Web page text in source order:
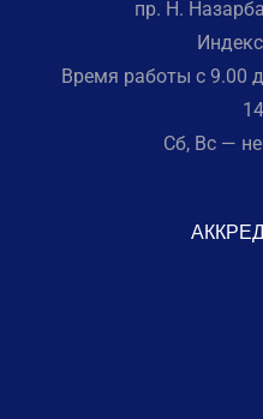
пр. Н.
Время работы с 9.00
Сб, Вс —